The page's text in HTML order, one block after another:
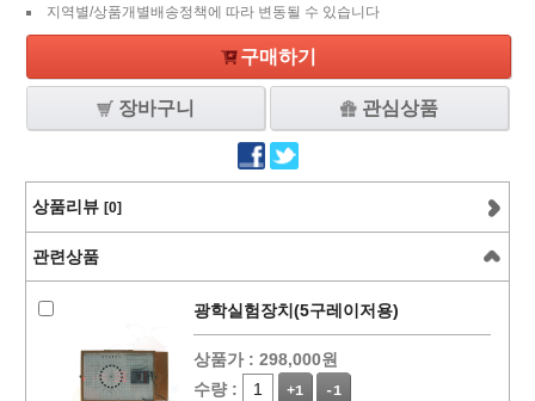
지역별/상품개별배송정책에 따라 변동될 수 있습니다
구매하기
장바구니 관심상품
상품리뷰 [0]
관련상품
광학실험장치(5구레이저용)
상품가 : 298,000원
수량 :
+1 -1